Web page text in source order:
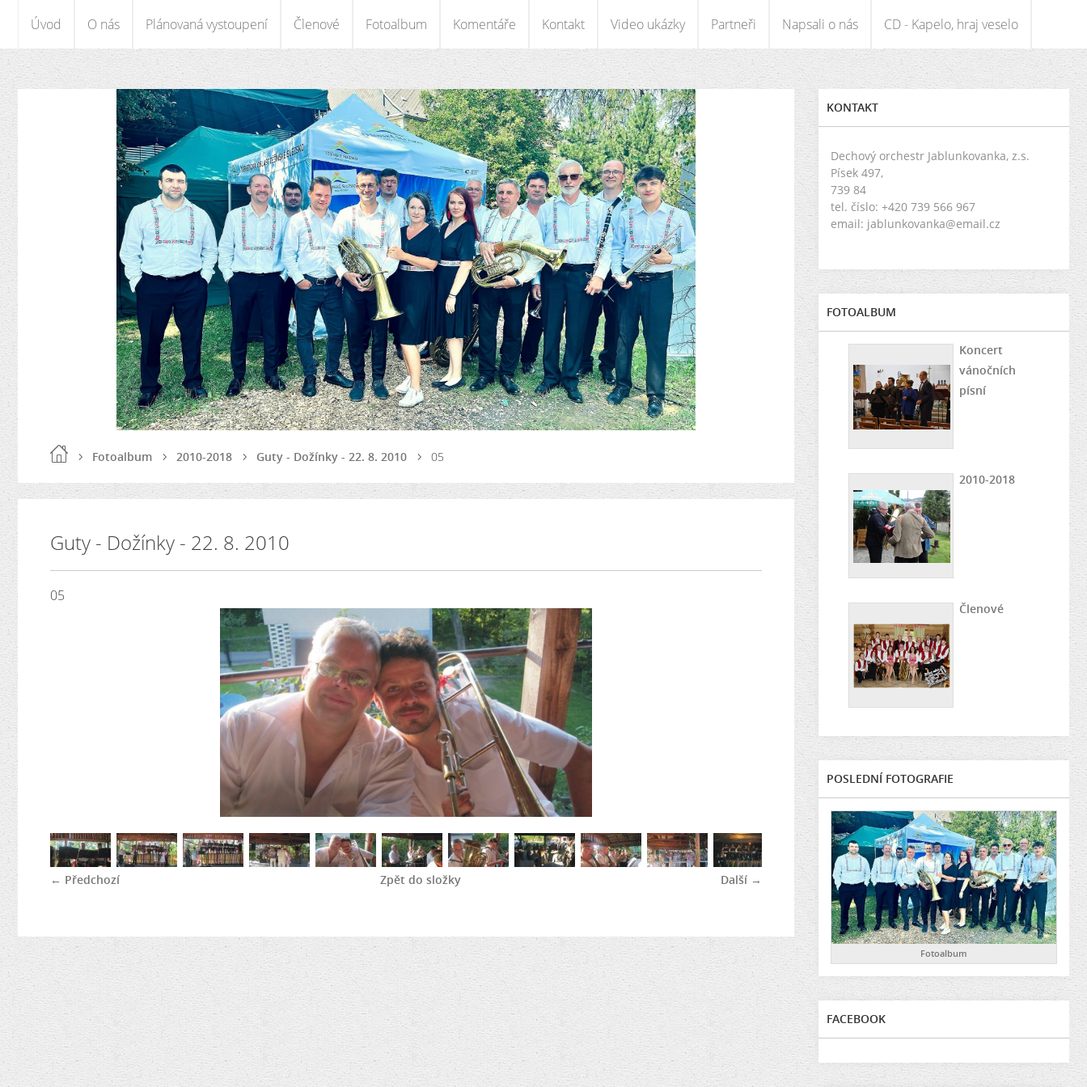
Úvod O nás Plánovaná vystoupení Členové Fotoalbum Komentáře Kontakt Video ukázky Partneři Napsali o nás CD - Kapelo, hraj veselo
Fotoalbum 2010-2018 Guty - Dožínky - 22. 8. 2010 05
Guty - Dožínky - 22. 8. 2010
05
← Předchozí Další →
Zpět do složky
KONTAKT
Dechový orchestr Jablunkovanka, z.s.
Písek 497,
739 84
tel. číslo: +420 739 566 967
email: jablunkovanka@email.cz
FOTOALBUM
Koncert
vánočních
písní
2010-2018
Členové
POSLEDNÍ FOTOGRAFIE
Fotoalbum
FACEBOOK